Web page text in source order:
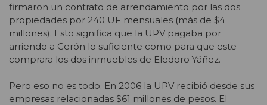
firmaron un contrato de arrendamiento por las dos
propiedades por 240 UF mensuales (más de $4
millones). Esto significa que la UPV pagaba por
arriendo a Cerón lo suficiente como para que este
comprara los dos inmuebles de Eledoro Yáñez.
Pero eso no es todo. En 2006 la UPV recibió desde sus
empresas relacionadas $61 millones de pesos. El